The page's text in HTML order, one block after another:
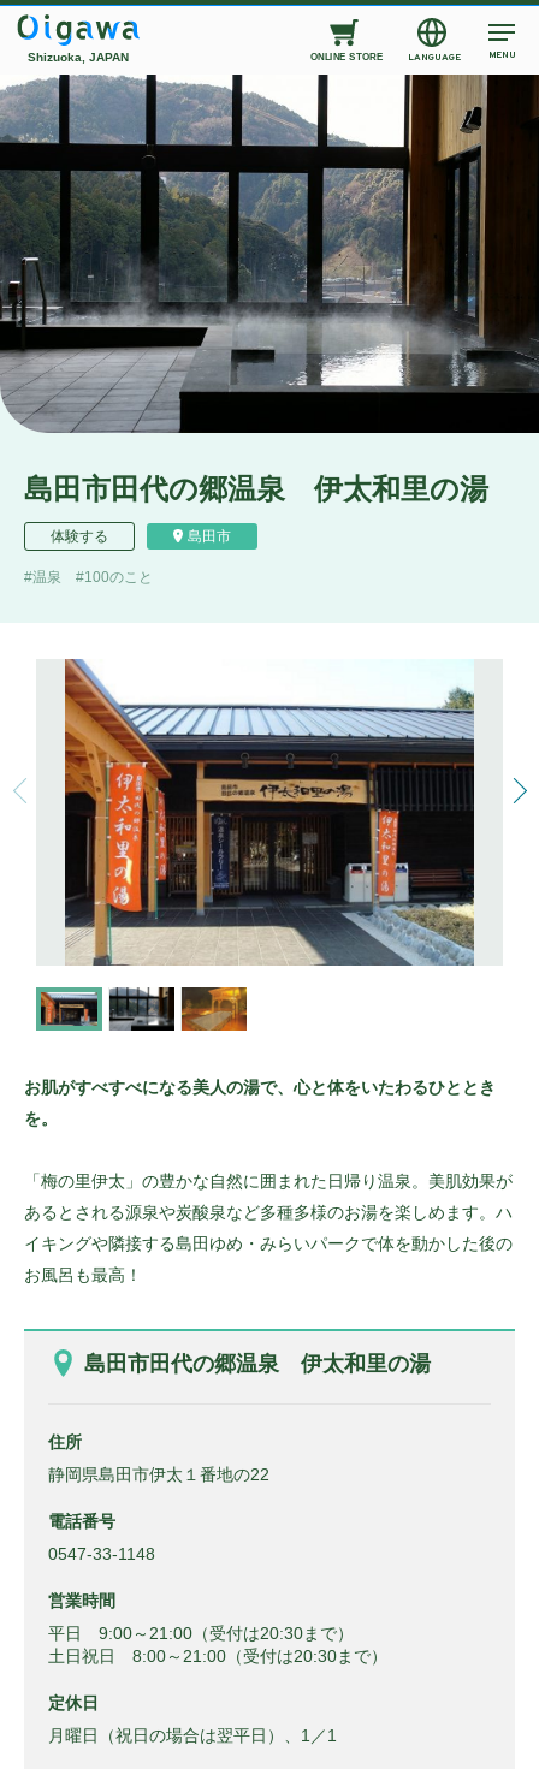
Shizuoka, JAPAN ONLINE STORE LANGUAGE MENU
島田市田代の郷温泉 伊太和里の湯
体験する 島田市
温泉 100のこと
お肌がすべすべになる美人の湯で、心と体をいたわるひととき
を。
「梅の里伊太」の豊かな自然に囲まれた日帰り温泉。美肌効果が
あるとされる源泉や炭酸泉など多種多様のお湯を楽しめます。ハ
イキングや隣接する島田ゆめ・みらいパークで体を動かした後の
お風呂も最高！
島田市田代の郷温泉 伊太和里の湯
住所
静岡県島田市伊太１番地の22
電話番号
0547-33-1148
営業時間
平日 9:00～21:00（受付は20:30まで）
土日祝日 8:00～21:00（受付は20:30まで）
定休日
月曜日（祝日の場合は翌平日）、1／1